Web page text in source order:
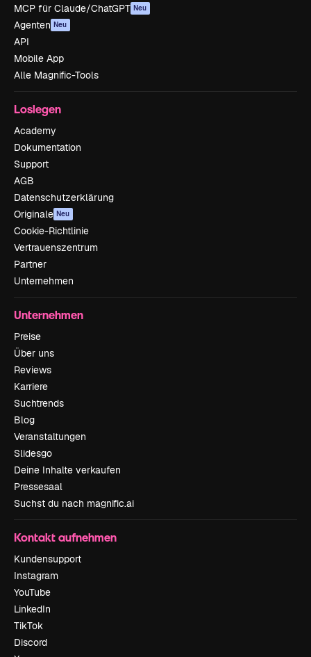
MCP für Claude/ChatGPT Neu
Agenten Neu
API
Mobile App
Alle Magnific-Tools
Loslegen
Academy
Dokumentation
Support
AGB
Datenschutzerklärung
Originale Neu
Cookie-Richtlinie
Vertrauenszentrum
Partner
Unternehmen
Unternehmen
Preise
Über uns
Reviews
Karriere
Suchtrends
Blog
Veranstaltungen
Slidesgo
Deine Inhalte verkaufen
Pressesaal
Suchst du nach magnific.ai
Kontakt aufnehmen
Kundensupport
Instagram
YouTube
LinkedIn
TikTok
Discord